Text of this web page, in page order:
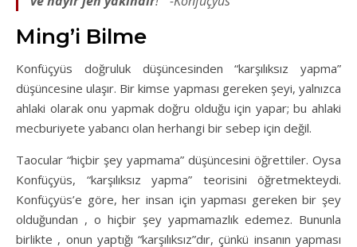
Ming’i Bilme
Konfüçyüs doğruluk düşüncesinden “karşılıksız yapma”
düşüncesine ulaşır. Bir kimse yapması gereken şeyi, yalnızca
ahlaki olarak onu yapmak doğru olduğu için yapar; bu ahlaki
mecburiyete yabancı olan herhangi bir sebep için değil.
Taocular “hiçbir şey yapmama” düşüncesini öğrettiler. Oysa
Konfüçyüs, “karşılıksız yapma” teorisini öğretmekteydi.
Konfüçyüs’e göre, her insan için yapması gereken bir şey
olduğundan , o hiçbir şey yapmamazlık edemez. Bununla
birlikte , onun yaptığı “karşılıksız”dır, çünkü insanın yapması